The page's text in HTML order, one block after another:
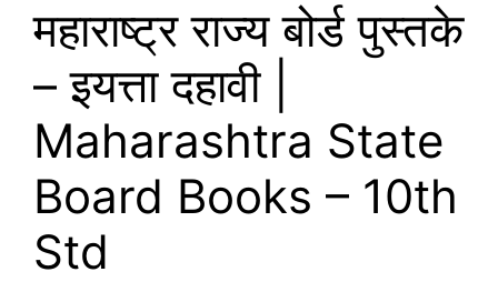
महाराष्ट्र राज्य बोर्ड पुस्तके
– इयत्ता दहावी |
Maharashtra State
Board Books – 10th
Std